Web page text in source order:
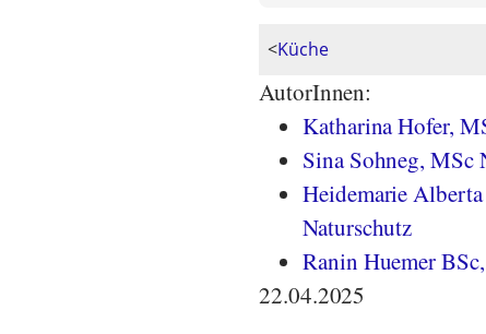
<Küche
AutorInnen:
Katharina Hofer,
Sina Sohneg,
Heidemarie
Naturschutz
Ranin Huemer
22.04.2025